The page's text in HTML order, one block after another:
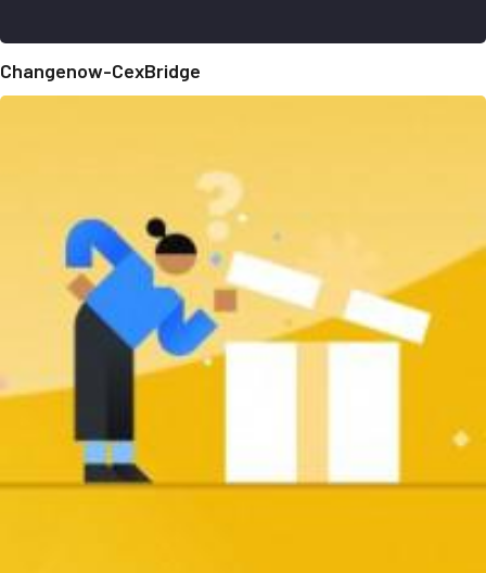
Changenow-CexBridge